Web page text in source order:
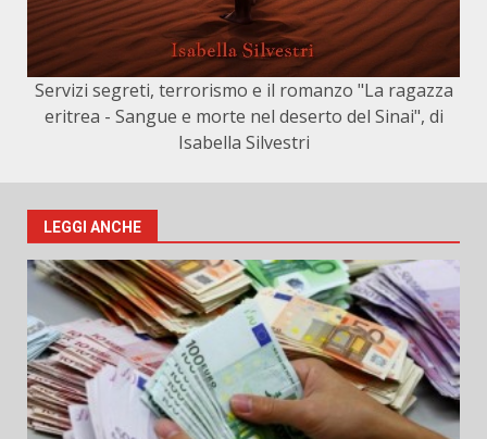
Servizi segreti, terrorismo e il romanzo "La ragazza
eritrea - Sangue e morte nel deserto del Sinai", di
Isabella Silvestri
LEGGI ANCHE